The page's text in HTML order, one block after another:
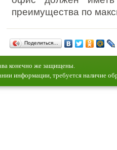
преимущества по
Поделиться…
конечно же защищены.
информации, требуется наличие